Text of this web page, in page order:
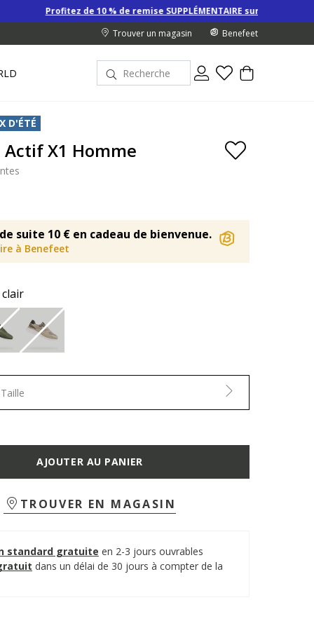
de 10 % de remise SUPPLÉMENTAIRE sur les Derniers prix d’été
Trouver un magasin
Benefeet
D'ÉTÉ
Actif X1 Homme
suite 10 € en cadeau de bienvenue.
à Benefeet
AJOUTER AU PANIER
TROUVER EN MAGASIN
standard gratuite en 2-3 jours ouvrables
dans un délai de 30 jours à compter de la